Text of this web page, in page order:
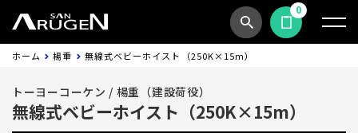
商品検索見積依頼する
0
ホーム 楊重 無線式ベビーホイスト（250K×15m）
トーヨーコーケン / 楊重（建設荷役）
無線式ベビーホイスト（250K×15m）